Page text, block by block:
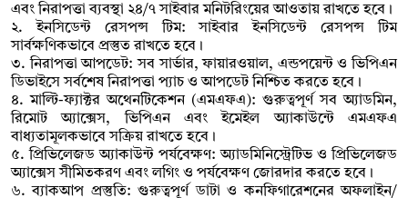
এবং নিরাপত্তা ব্যবস্থা ২৪/৭ সাইবার মনিটরিংয়ের আওতায় রাখতে হবে।
২. ইনসিডেন্ট রেসপন্স টিম: সাইবার ইনসিডেন্ট রেসপন্স টিম
সার্বক্ষণিকভাবে প্রস্তুত রাখতে হবে।
৩. নিরাপত্তা আপডেট: সব সার্ভার, ফায়ারওয়াল, এন্ডপয়েন্ট ও ভিপিএন
ডিভাইসে সর্বশেষ নিরাপত্তা প্যাচ ও আপডেট নিশ্চিত করতে হবে।
৪. মাল্টি-ফ্যাক্টর অথেনটিকেশন (এমএফএ): গুরুত্বপূর্ণ সব অ্যাডমিন,
রিমোট অ্যাক্সেস, ভিপিএন এবং ইমেইল অ্যাকাউন্টে এমএফএ
বাধ্যতামূলকভাবে সক্রিয় রাখতে হবে।
৫. প্রিভিলেজড অ্যাকাউন্ট পর্যবেক্ষণ: অ্যাডমিনিস্ট্রেটিভ ও প্রিভিলেজড
অ্যাক্সেস সীমিতকরণ এবং লগিং ও পর্যবেক্ষণ জোরদার করতে হবে।
৬. ব্যাকআপ প্রস্তুতি: গুরুত্বপূর্ণ ডাটা ও কনফিগারেশনের অফলাইন/